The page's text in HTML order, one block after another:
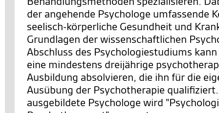
der angehende Psychologe umfassende
seelisch-körperliche Gesundheit und
Grundlagen der wissenschaftlichen
Abschluss des Psychologiestudiums
eine mindestens dreijährige
Ausbildung absolvieren, die ihn für die
Ausübung der Psychotherapie
ausgebildete Psychologe wird